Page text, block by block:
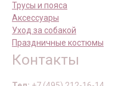
Трусы и пояса
Аксессуары
Уход за собакой
Праздничные костюмы
Контакты